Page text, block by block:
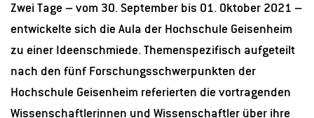
Zwei Tage – vom 30. September bis 01. Oktober 2021 –
entwickelte sich die Aula der Hochschule Geisenheim
zu einer Ideenschmiede. Themenspezifisch aufgeteilt
nach den fünf Forschungsschwerpunkten der
Hochschule Geisenheim referierten die vortragenden
Wissenschaftlerinnen und Wissenschaftler über ihre